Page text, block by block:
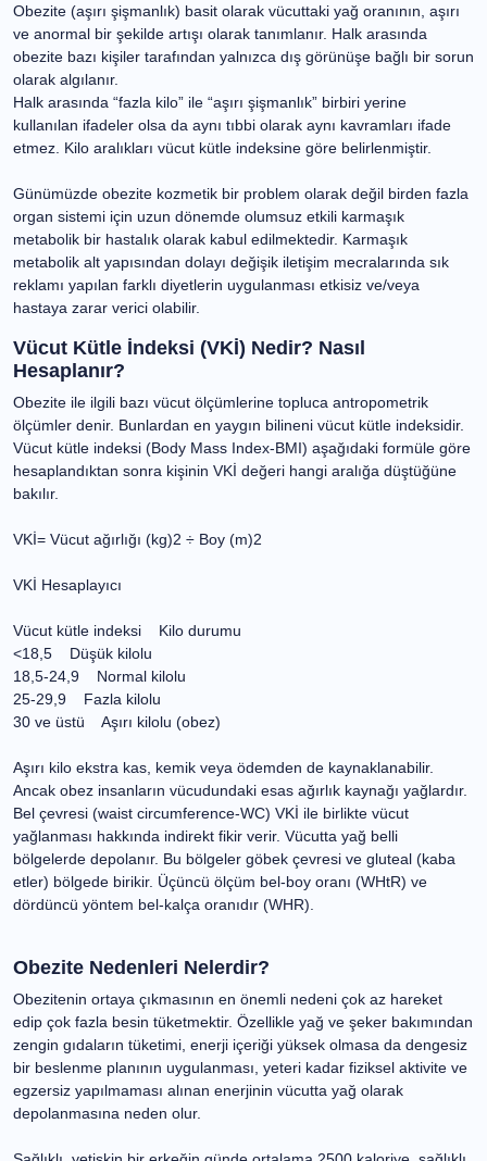
dengeli beslenme ile ideal kilonun korunması oldukça
önemlidir.
Obezite (aşırı şişmanlık) basit olarak vücuttaki yağ
oranının, aşırı ve anormal bir şekilde artışı olarak
tanımlanır. Halk arasında obezite bazı kişiler tarafından
yalnızca dış görünüşe bağlı bir sorun olarak algılanır.
kullanılan ifadeler olsa da aynı tıbbi olarak aynı kavramları
ifade etmez. Kilo aralıkları vücut kütle indeksine göre
belirlenmiştir.
Günümüzde obezite kozmetik bir problem olarak değil
birden fazla organ sistemi için uzun dönemde olumsuz
edilmektedir. Karmaşık metabolik alt yapısından dolayı
değişik iletişim mecralarında sık reklamı yapılan farklı
diyetlerin uygulanması etkisiz ve/veya hastaya zarar verici
olabilir.
Vücut Kütle İndeksi (VKİ) Nedir? Nasıl
Hesaplanır?
antropometrik ölçümler denir. Bunlardan en yaygın
Vücut kütle indeksi (Body Mass Index-BMI) aşağıdaki
hangi aralığa düştüğüne bakılır.
VKİ= Vücut ağırlığı (kg)2 ÷ Boy (m)2
VKİ Hesaplayıcı
Vücut kütle indeksi Kilo durumu
<18,5 Düşük kilolu
18,5-24,9 Normal kilolu
25-29,9 Fazla kilolu
30 ve üstü Aşırı kilolu (obez)
Aşırı kilo ekstra kas, kemik veya ödemden de
Bel çevresi (waist circumference-WC) VKİ ile birlikte vücut
yağlanması hakkında indirekt fikir verir. Vücutta yağ belli
bölgelerde depolanır. Bu bölgeler göbek çevresi ve
gluteal (kaba etler) bölgede birikir. Üçüncü ölçüm bel-boy
oranı (WHtR) ve dördüncü yöntem bel-kalça oranıdır
(WHR).
Obezite Nedenleri Nelerdir?